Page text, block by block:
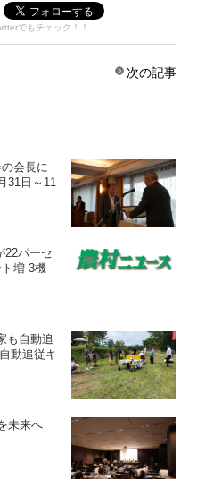
でもチェック！！
次の記事
会長に
31日～11
22パーセ
増 3機
も自動追
動追従キ
未来へ